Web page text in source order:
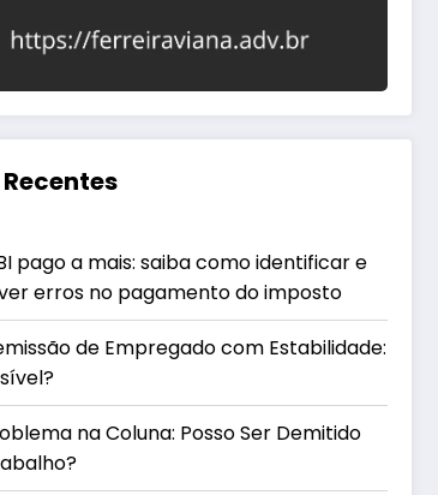
pago a mais: saiba como identificar e
erros no pagamento do imposto
de Empregado com Estabilidade:
na Coluna: Posso Ser Demitido